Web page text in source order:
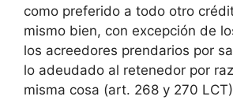
como preferido a todo otro
mismo bien, con excepción de
los acreedores prendarios por
lo adeudado al retenedor por
misma cosa (art. 268 y 270